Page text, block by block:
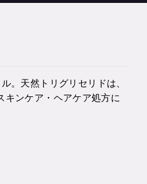
。天然トリグリセリドは、
キンケア・ヘアケア処方に